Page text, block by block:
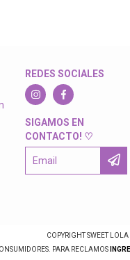
REDES SOCIALES
SIGAMOS EN
CONTACTO! ♡
COPYRIGHT SWEET
PARA RECLAMOS